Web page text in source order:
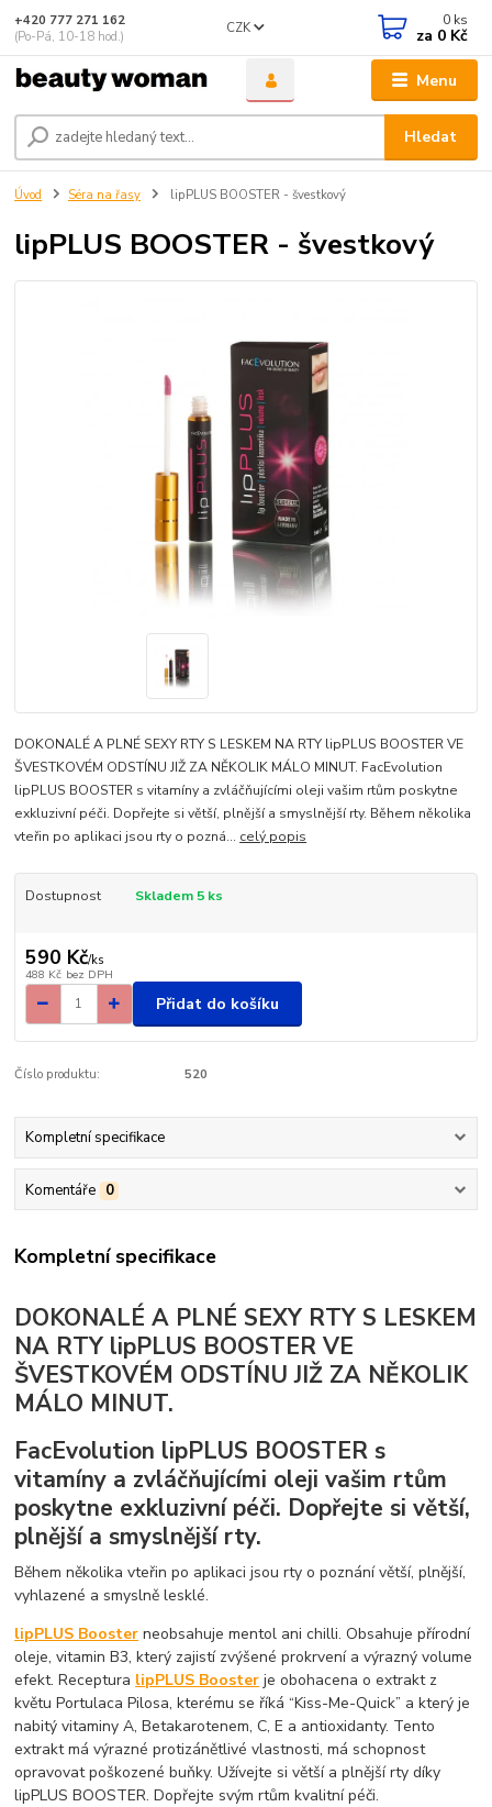
Menu
CZK
Hledat
+420 777 271 162
(Po-Pá, 10-18 hod.)
0 ks
za 0 Kč
Úvod Séra na řasy lipPLUS BOOSTER - švestkový
lipPLUS BOOSTER - švestkový
DOKONALÉ A PLNÉ SEXY RTY S LESKEM NA RTY lipPLUS BOOSTER VE
ŠVESTKOVÉM ODSTÍNU JIŽ ZA NĚKOLIK MÁLO MINUT. FacEvolution
lipPLUS BOOSTER s vitamíny a zvláčňujícími oleji vašim rtům poskytne
exkluzivní péči. Dopřejte si větší, plnější a smyslnější rty. Během několika
vteřin po aplikaci jsou rty o pozná... celý popis
Dostupnost Skladem 5 ks
590 Kč/ks
488 Kč bez DPH
Přidat do košíku
Číslo produktu: 520
Kompletní specifikace
Komentáře 0
Kompletní specifikace
DOKONALÉA PLNÉSEXY RTYS LESKEM
NA RTY lipPLUS BOOSTER VE
ŠVESTKOVÉM ODSTÍNUJIŽ ZA NĚKOLIK
MÁLO MINUT.
FacEvolution lipPLUS BOOSTER s
vitamíny a zvláčňujícími oleji vašim rtům
poskytne exkluzivní péči. Dopřejte si větší,
plnější a smyslnější rty.
Během několika vteřin po aplikaci jsou rty o poznání větší, plnější,
vyhlazené a smyslně lesklé.
lipPLUS Booster neobsahuje mentol ani chilli. Obsahuje přírodní
oleje, vitamin B3, který zajistí zvýšené prokrvení a výrazný volume
efekt. Receptura lipPLUS Booster je obohacena o extrakt z
květu Portulaca Pilosa, kterému se říká “Kiss-Me-Quick” a který je
nabitý vitaminy A, Betakarotenem, C, E a antioxidanty. Tento
extrakt má výrazné protizánětlivé vlastnosti, má schopnost
opravovat poškozené buňky. Užívejte si větší a plnější rty díky
lipPLUS BOOSTER. Dopřejte svým rtům kvalitní péči.